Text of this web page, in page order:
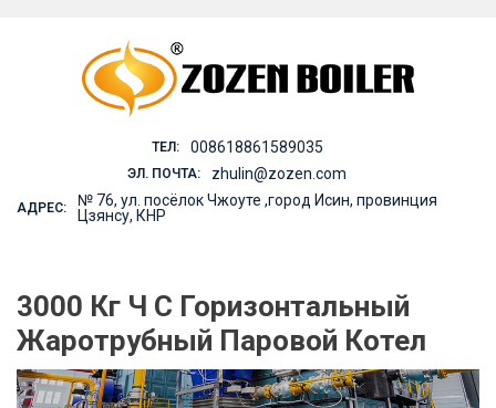
ТЕЛ: 008618861589035
ЭЛ. ПОЧТА: zhulin@zozen.com
АДРЕС:
№ 76, ул. посёлок Чжоуте ,город Исин, провинция
Цзянсу, КНР
3000 Кг Ч С Горизонтальный
Жаротрубный Паровой Котел